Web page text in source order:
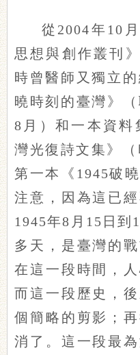
從2004年10
思想與創作叢刊
時曾醫師又獨立
曉時刻的臺灣》
8月）和一本資料
灣光復詩文集》（
第一本《1945破
注意，因為這已
1945年8月15日到
多天，是臺灣的
在這一段時間，
而這一段歷史，
個簡略的剪影；
消了。這一段最